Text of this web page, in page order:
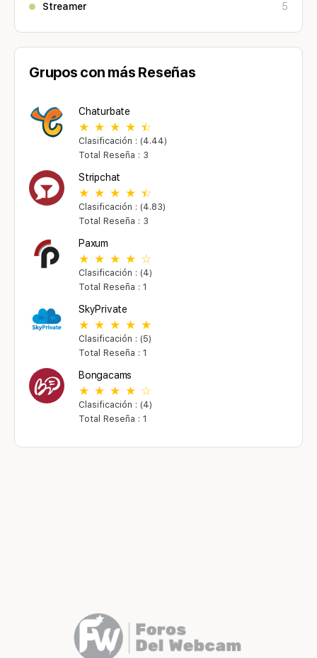
Streamer
5
Grupos con más Reseñas
Chaturbate
Clasificación : (4.44)
Total Reseña : 3
Stripchat
Clasificación : (4.83)
Total Reseña : 3
Paxum
Clasificación : (4)
Total Reseña : 1
SkyPrivate
Clasificación : (5)
Total Reseña : 1
Bongacams
Clasificación : (4)
Total Reseña : 1